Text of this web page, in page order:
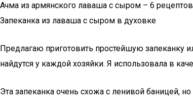
Ачма из армянского лаваша с сыром – 6
Запеканка из лаваша с сыром в духовке
Предлагаю приготовить простейшую запеканку
найдутся у каждой хозяйки. Я использовала в
Эта запеканка очень схожа с ленивой баницей,